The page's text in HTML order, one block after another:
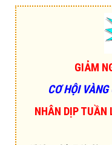
GIẢM
CƠ HỘI
NHÂN DỊP